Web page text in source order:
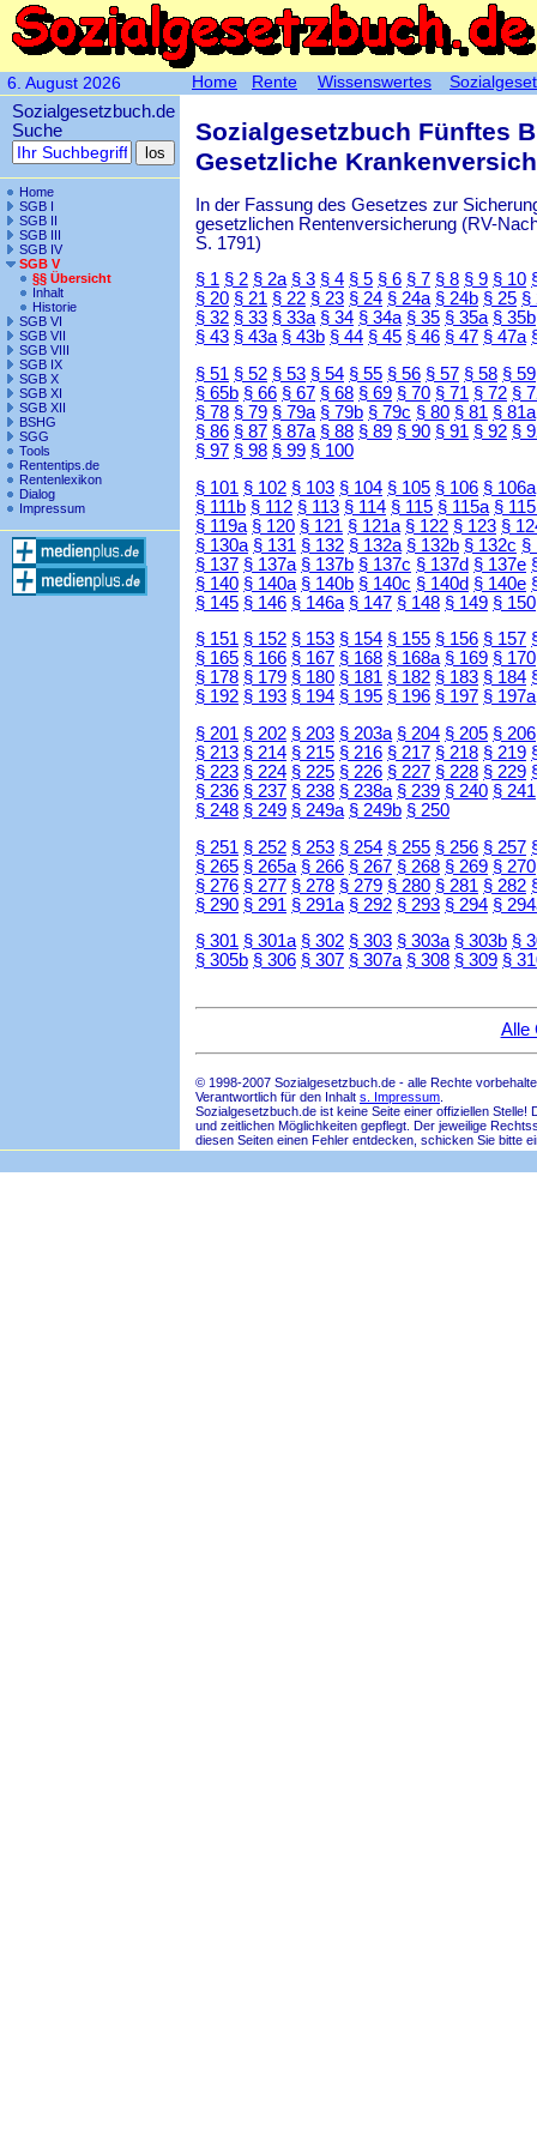
6. August 2026
Sozialgesetzbuch.de
Suche
Home
SGB I
SGB II
SGB III
SGB IV
SGB V
§§ Übersicht
Inhalt
Historie
SGB VI
SGB VII
SGB VIII
SGB IX
SGB X
SGB XI
SGB XII
BSHG
SGG
Tools
Rententips.de
Rentenlexikon
Dialog
Impressum
Sozialgesetzbuch Fünftes
Gesetzliche
In der Fassung des Gesetzes zur
gesetzlichen Rentenversicherung (RV-
S. 1791)
§ 1 § 2 § 2a § 3 § 4 § 5 § 6 § 7 § 8 § 9 § 10
§ 20 § 21 § 22 § 23 § 24 § 24a § 24b § 25 §
§ 32 § 33 § 33a § 34 § 34a § 35 § 35a § 35b
§ 43 § 43a § 43b § 44 § 45 § 46 § 47 § 47a
§ 51 § 52 § 53 § 54 § 55 § 56 § 57 § 58 § 59
§ 65b § 66 § 67 § 68 § 69 § 70 § 71 § 72 §
§ 78 § 79 § 79a § 79b § 79c § 80 § 81 § 81a
§ 86 § 87 § 87a § 88 § 89 § 90 § 91 § 92 §
§ 97 § 98 § 99 § 100
§ 101 § 102 § 103 § 104 § 105 § 106 § 106a
§ 111b § 112 § 113 § 114 § 115 § 115a §
§ 119a § 120 § 121 § 121a § 122 § 123 §
§ 130a § 131 § 132 § 132a § 132b § 132c §
§ 137 § 137a § 137b § 137c § 137d § 137e
§ 140 § 140a § 140b § 140c § 140d § 140e
§ 145 § 146 § 146a § 147 § 148 § 149 § 150
§ 151 § 152 § 153 § 154 § 155 § 156 § 157
§ 165 § 166 § 167 § 168 § 168a § 169 § 170
§ 178 § 179 § 180 § 181 § 182 § 183 § 184
§ 192 § 193 § 194 § 195 § 196 § 197 § 197a
§ 201 § 202 § 203 § 203a § 204 § 205 § 206
§ 213 § 214 § 215 § 216 § 217 § 218 § 219
§ 223 § 224 § 225 § 226 § 227 § 228 § 229
§ 236 § 237 § 238 § 238a § 239 § 240 § 241
§ 248 § 249 § 249a § 249b § 250
§ 251 § 252 § 253 § 254 § 255 § 256 § 257
§ 265 § 265a § 266 § 267 § 268 § 269 § 270
§ 276 § 277 § 278 § 279 § 280 § 281 § 282
§ 290 § 291 § 291a § 292 § 293 § 294 §
§ 301 § 301a § 302 § 303 § 303a § 303b §
§ 305b § 306 § 307 § 307a § 308 § 309 §
Alle
© 1998-2007 Sozialgesetzbuch.de - alle Rechte
Verantwortlich für den Inhalt s. Impressum
Sozialgesetzbuch.de ist keine Seite einer offiziellen
und zeitlichen Möglichkeiten gepflegt. Der jeweilige
diesen Seiten einen Fehler entdecken, schicken Sie bitte
Home Rente Wissenswertes